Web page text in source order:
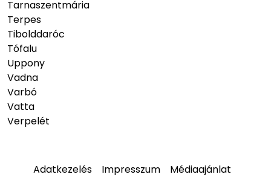
Tarnaszentmária
Terpes
Tibolddaróc
Tófalu
Uppony
Vadna
Varbó
Vatta
Verpelét
Adatkezelés Impresszum Médiaajánlat